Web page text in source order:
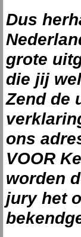
Dus
grote
die jij
Zend de
ons
VOOR
worden
jury het